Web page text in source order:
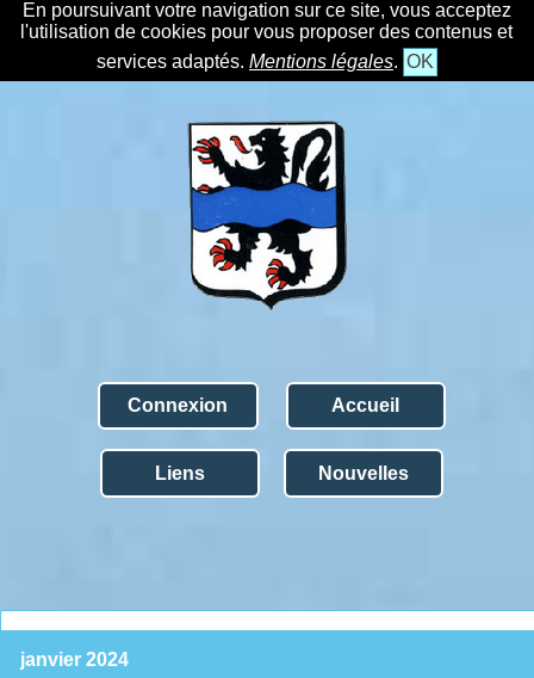
En poursuivant votre navigation sur ce site, vous acceptez
l'utilisation de cookies pour vous proposer des contenus et
services adaptés. Mentions légales. OK
Connexion Accueil
Liens Nouvelles
janvier 2024